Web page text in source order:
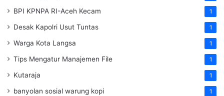
BPI KPNPA RI-Aceh Kecam 1
Desak Kapolri Usut Tuntas 1
Warga Kota Langsa 1
Tips Mengatur Manajemen File 1
Kutaraja 1
banyolan sosial warung kopi 1